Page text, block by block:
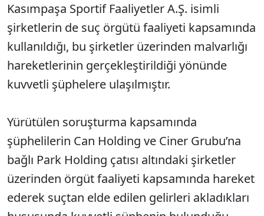
Kasımpaşa Sportif Faaliyetler A.Ş. isimli
şirketlerin de suç örgütü faaliyeti kapsamında
kullanıldığı, bu şirketler üzerinden malvarlığı
hareketlerinin gerçekleştirildiği yönünde
kuvvetli şüphelere ulaşılmıştır.
Yürütülen soruşturma kapsamında
şüphelilerin Can Holding ve Ciner Grubu’na
bağlı Park Holding çatısı altındaki şirketler
üzerinden örgüt faaliyeti kapsamında hareket
ederek suçtan elde edilen gelirleri akladıkları